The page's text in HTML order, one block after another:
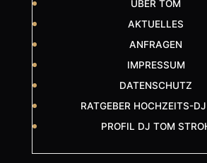
ÜBER TOM
AKTUELLES
ANFRAGEN
IMPRESSUM
DATENSCHUTZ
RATGEBER HOCHZEITS-
PROFIL DJ TOM